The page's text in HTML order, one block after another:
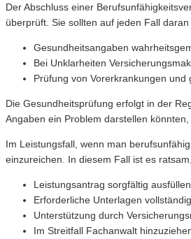
Der Abschluss einer
überprüft. Sie sollten auf jeden Fall
Gesundheitsangaben
Bei Unklarheiten
Prüfung von Vorerkrankungen und
Die Gesundheitsprüfung erfolgt in der
Angaben ein Problem darstellen
Im Leistungsfall, wenn man
einzureichen. In diesem Fall ist es
Leistungsantrag sorgfältig ausfüllen
Erforderliche Unterlagen
Unterstützung durch
Im Streitfall Fachanwalt